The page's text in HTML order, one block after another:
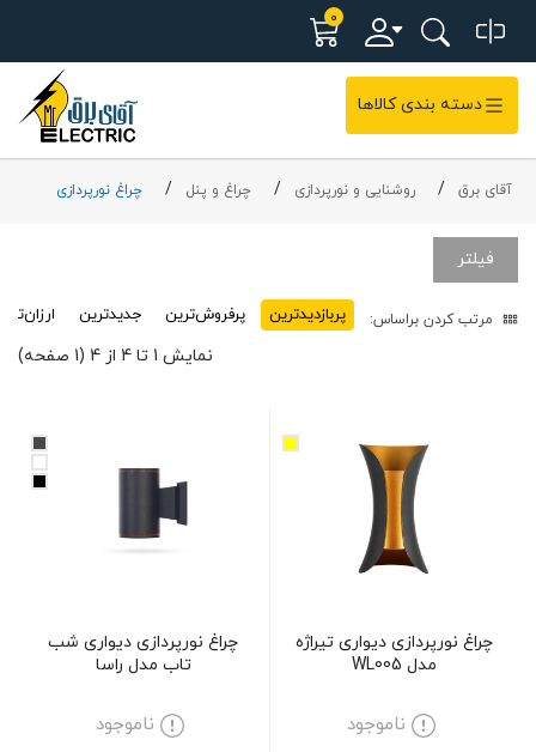
0
دسته بندی کالاها
آقای برق روشنایی و نورپردازی چراغ و پنل چراغ نورپردازی
فیلتر
مرتب کردن براساس: پربازدید‌ترین پرفروش‌ترین جدیدترین
نمایش 1 تا 4 از 4 (1 صفحه)
چراغ نورپردازی دیواری تیراژه
مدل WL005
ناموجود
چراغ نورپردازی دیواری شب
تاب مدل راسا
ناموجود